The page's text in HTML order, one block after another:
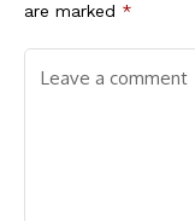
are marked *